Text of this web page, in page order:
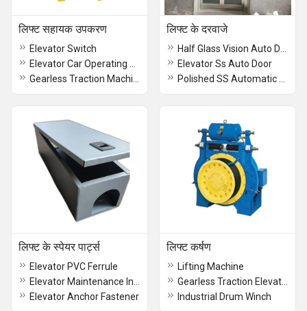
लिफ्ट सहायक उपकरण
Elevator Switch
लिफ्ट के दरवाजे
Elevator Ss Auto Door
लिफ्ट के स्पेयर पार्ट्स
Elevator PVC Ferrule
Elevator Anchor Fastener
लिफ्ट कर्षण
Lifting Machine
Industrial Drum Winch